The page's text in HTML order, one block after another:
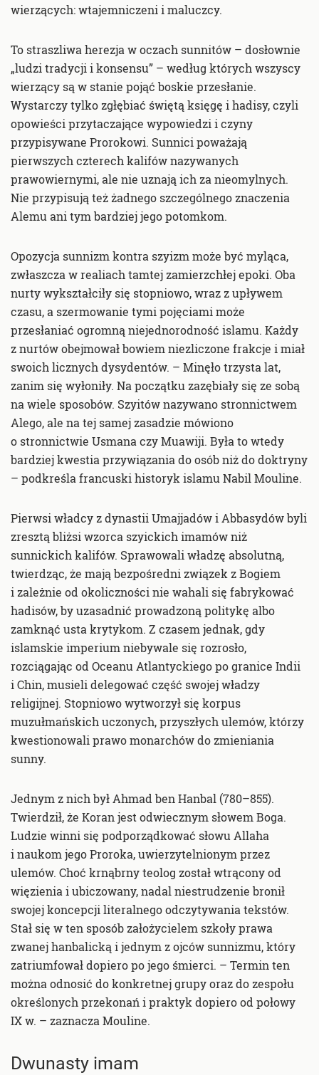
wierzących: wtajemniczeni i maluczcy.
To straszliwa herezja w oczach sunnitów – dosłownie
„ludzi tradycji i konsensu” – według których wszyscy
wierzący są w stanie pojąć boskie przesłanie.
Wystarczy tylko zgłębiać świętą księgę i hadisy, czyli
opowieści przytaczające wypowiedzi i czyny
przypisywane Prorokowi. Sunnici poważają
pierwszych czterech kalifów nazywanych
prawowiernymi, ale nie uznają ich za nieomylnych.
Nie przypisują też żadnego szczególnego znaczenia
Alemu ani tym bardziej jego potomkom.
Opozycja sunnizm kontra szyizm może być myląca,
zwłaszcza w realiach tamtej zamierzchłej epoki. Oba
nurty wykształciły się stopniowo, wraz z upływem
czasu, a szermowanie tymi pojęciami może
przesłaniać ogromną niejednorodność islamu. Każdy
z nurtów obejmował bowiem niezliczone frakcje i miał
swoich licznych dysydentów. – Minęło trzysta lat,
zanim się wyłoniły. Na początku zazębiały się ze sobą
na wiele sposobów. Szyitów nazywano stronnictwem
Alego, ale na tej samej zasadzie mówiono
o stronnictwie Usmana czy Muawiji. Była to wtedy
bardziej kwestia przywiązania do osób niż do doktryny
– podkreśla francuski historyk islamu Nabil Mouline.
Pierwsi władcy z dynastii Umajjadów i Abbasydów byli
zresztą bliżsi wzorca szyickich imamów niż
sunnickich kalifów. Sprawowali władzę absolutną,
twierdząc, że mają bezpośredni związek z Bogiem
i zależnie od okoliczności nie wahali się fabrykować
hadisów, by uzasadnić prowadzoną politykę albo
zamknąć usta krytykom. Z czasem jednak, gdy
islamskie imperium niebywale się rozrosło,
rozciągając od Oceanu Atlantyckiego po granice Indii
i Chin, musieli delegować część swojej władzy
religijnej. Stopniowo wytworzył się korpus
muzułmańskich uczonych, przyszłych ulemów, którzy
kwestionowali prawo monarchów do zmieniania
sunny.
Jednym z nich był Ahmad ben Hanbal (780–855).
Twierdził, że Koran jest odwiecznym słowem Boga.
Ludzie winni się podporządkować słowu Allaha
i naukom jego Proroka, uwierzytelnionym przez
ulemów. Choć krnąbrny teolog został wtrącony od
więzienia i ubiczowany, nadal niestrudzenie bronił
swojej koncepcji literalnego odczytywania tekstów.
Stał się w ten sposób założycielem szkoły prawa
zwanej hanbalicką i jednym z ojców sunnizmu, który
zatriumfował dopiero po jego śmierci. – Termin ten
można odnosić do konkretnej grupy oraz do zespołu
określonych przekonań i praktyk dopiero od połowy
IX w. – zaznacza Mouline.
Dwunasty imam